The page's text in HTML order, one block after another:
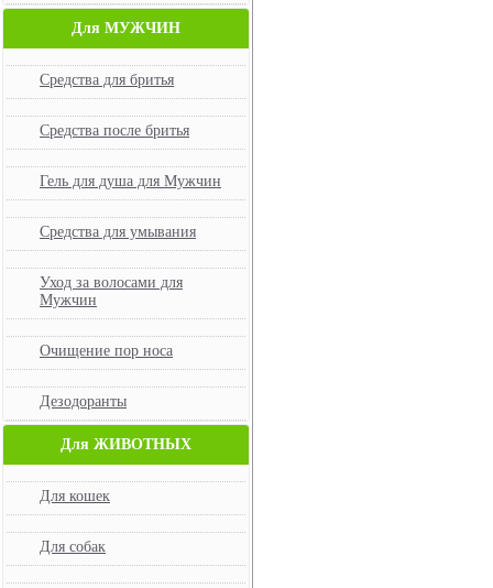
Для МУЖЧИН
Средства для бритья
Средства после бритья
Гель для душа для Мужчин
Средства для умывания
Уход за волосами для
Мужчин
Очищение пор носа
Дезодоранты
Для ЖИВОТНЫХ
Для кошек
Для собак